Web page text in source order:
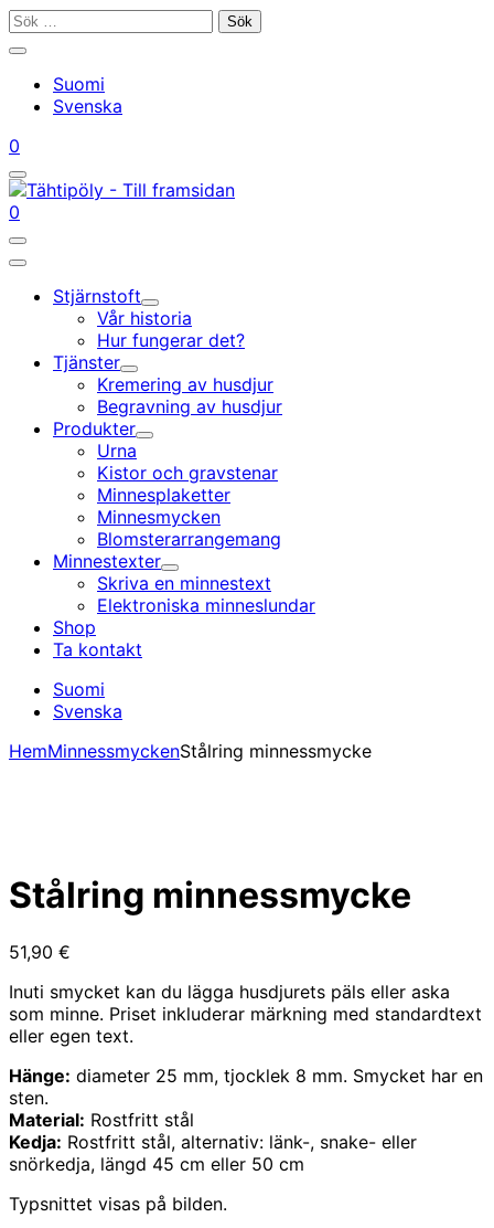
Gå
Sök
Stäng
sökfältetSuomi
Svenska
Mitt
konto
Din
vagn
0
Öppna/stäng
sökfältet
Mitt
konto
Din
vagn
0
Öppna/stäng
sökfältet
Huvudmeny
Stjärnstoft
Undermeny
Vår historia
Hur fungerar det?
Tjänster
Undermeny
Kremering av husdjur
Begravning av husdjur
Produkter
Undermeny
Urna
Kistor och gravstenar
Minnesplaketter
Minnesmycken
Blomsterarrangemang
Minnestexter
Undermeny
Skriva en minnestext
Elektroniska minnes­lundar
Shop
Ta kontakt
Suomi
Svenska
HemMinnessmyckenStålring minnessmycke
Stålring minnessmycke
51,90 €
Inuti smycket kan du lägga husdjurets päls eller aska
som minne. Priset inkluderar märkning med standardtext
eller egen text.
Hänge: diameter 25 mm, tjocklek 8 mm. Smycket har en
sten.
Material: Rostfritt stål
Kedja: Rostfritt stål, alternativ: länk-, snake- eller
snörkedja, längd 45 cm eller 50 cm
Typsnittet visas på bilden.